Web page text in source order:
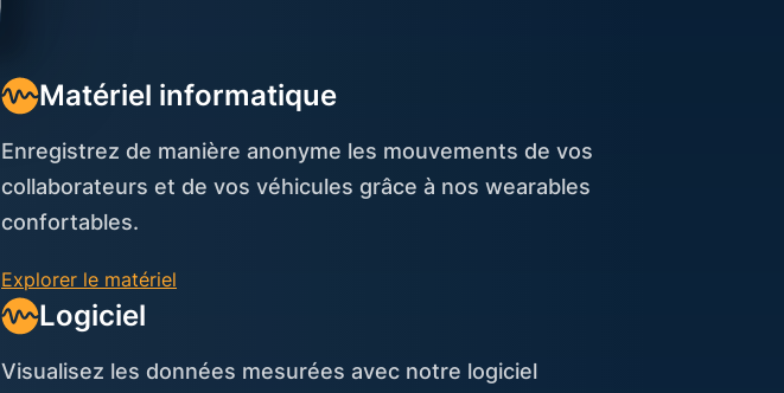
Matériel informatique
Enregistrez de manière anonyme les mouvements de vos
collaborateurs et de vos véhicules grâce à nos wearables
confortables.
Explorer le matériel
Logiciel
Visualisez les données mesurées avec notre logiciel